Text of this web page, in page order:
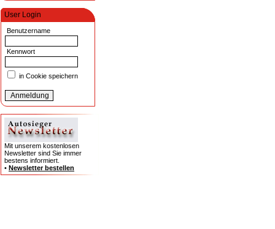
User Login
Benutzername
Kennwort
in Cookie speichern
Mit unserem kostenlosen
Newsletter sind Sie immer
bestens informiert.
• Newsletter bestellen